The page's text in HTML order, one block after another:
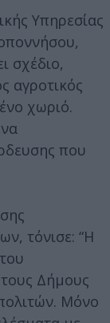
Υπηρεσίας
σχέδιο,
αγροτικός
χωριό.
που
τόνισε: “Η
Δήμους
Μόνο